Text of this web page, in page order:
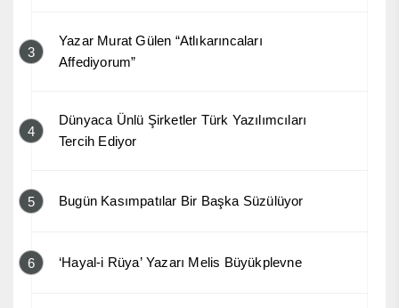
3
Yazar Murat Gülen “Atlıkarıncaları
Affediyorum”
4
Dünyaca Ünlü Şirketler Türk Yazılımcıları
Tercih Ediyor
5 Bugün Kasımpatılar Bir Başka Süzülüyor
6 ‘Hayal-i Rüya’ Yazarı Melis Büyükplevne